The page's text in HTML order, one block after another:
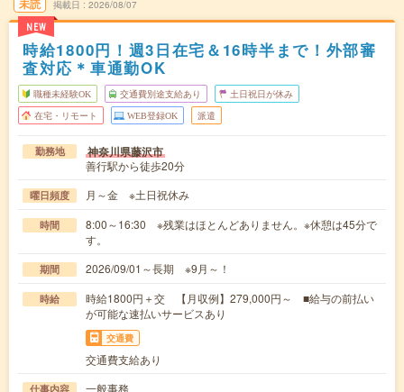
未読
NEW
掲載日 2026/08/07
時給1800円！週3日在宅＆16時半まで！外部審
査対応＊車通勤OK
職種未経験OK 交通費別途支給あり 土日祝日が休み
在宅・リモート WEB登録OK 派遣
勤務地 神奈川県藤沢市
善行駅から徒歩20分
曜日頻度 月～金 ※土日祝休み
時間
8:00～16:30 ※残業はほとんどありません。※休憩は45分で
す。
期間 2026/09/01～長期 ※9月～！
時給
時給1800円＋交 【月収例】279,000円～ ■給与の前払い
が可能な速払いサービスあり
交通費
交通費支給あり
仕事内容
一般事務